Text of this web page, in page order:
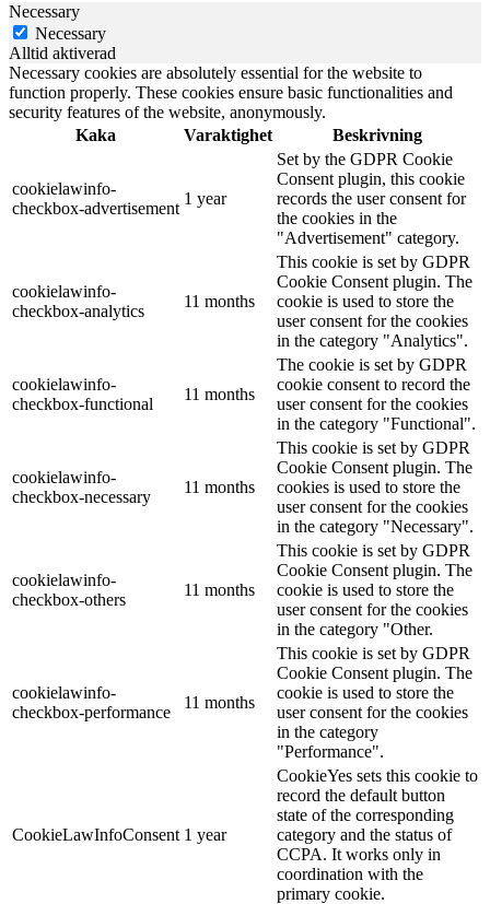
Necessary
Necessary
Alltid aktiverad
Necessary cookies are absolutely essential for the website to
function properly. These cookies ensure basic functionalities and
security features of the website, anonymously.
Kaka
Varaktighet Beskrivning
cookielawinfo-
checkbox-advertisement
1 year
Set by the GDPR Cookie
Consent plugin, this cookie
records the user consent for
the cookies in the
"Advertisement" category.
cookielawinfo-
checkbox-analytics
11 months
This cookie is set by GDPR
Cookie Consent plugin. The
cookie is used to store the
user consent for the cookies
in the category "Analytics".
cookielawinfo-
checkbox-functional
11 months
The cookie is set by GDPR
cookie consent to record the
user consent for the cookies
in the category "Functional".
cookielawinfo-
checkbox-necessary
11 months
This cookie is set by GDPR
Cookie Consent plugin. The
cookies is used to store the
user consent for the cookies
in the category "Necessary".
cookielawinfo-
checkbox-others
11 months
This cookie is set by GDPR
Cookie Consent plugin. The
cookie is used to store the
user consent for the cookies
in the category "Other.
cookielawinfo-
checkbox-performance
11 months
This cookie is set by GDPR
Cookie Consent plugin. The
cookie is used to store the
user consent for the cookies
in the category
"Performance".
CookieLawInfoConsent 1 year
CookieYes sets this cookie to
record the default button
state of the corresponding
category and the status of
CCPA. It works only in
coordination with the
primary cookie.